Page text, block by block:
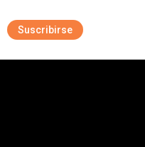
Suscribirse